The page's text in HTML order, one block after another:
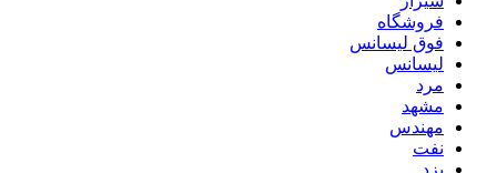
فروشگاه
فوق لیسانس
لیسانس
مرد
مشهد
مهندس
نفت
یزد